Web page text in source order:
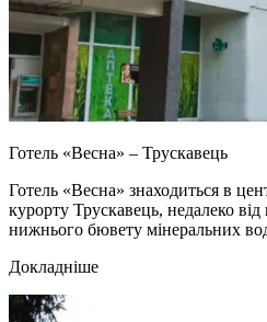
Готель «Весна» – Трускавець
Готель «Весна» знаходиться в
курорту Трускавець, недалеко від
нижнього бювету мінеральних
Докладніше